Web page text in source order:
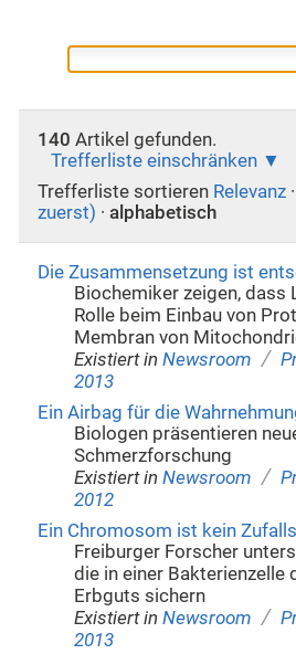
140 Artikel gefunden.
Trefferliste einschränken
Trefferliste sortieren Relevanz ·
zuerst) · alphabetisch
Die Zusammensetzung ist
Biochemiker zeigen, dass
Rolle beim Einbau von
Membran von
Existiert in Newsroom /
2013
Ein Airbag für die
Biologen präsentieren
Schmerzforschung
Existiert in Newsroom /
2012
Ein Chromosom ist kein
Freiburger Forscher
die in einer Bakterienzelle
Erbguts sichern
Existiert in Newsroom /
2013